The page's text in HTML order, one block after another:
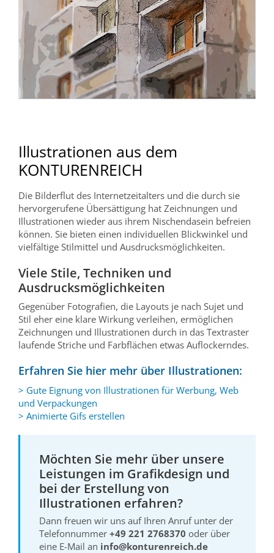
Illustrationen aus dem
KONTURENREICH
Die Bilderflut des Internetzeitalters und die durch sie
hervorgerufene Übersättigung hat Zeichnungen und
Illustrationen wieder aus ihrem Nischendasein befreien
können. Sie bieten einen individuellen Blickwinkel und
vielfältige Stilmittel und Ausdrucksmöglichkeiten.
Viele Stile, Techniken und
Ausdrucksmöglichkeiten
Gegenüber Fotografien, die Layouts je nach Sujet und
Stil eher eine klare Wirkung verleihen, ermöglichen
Zeichnungen und Illustrationen durch in das Textraster
laufende Striche und Farbflächen etwas Auflockerndes.
Erfahren Sie hier mehr über Illustrationen:
> Gute Eignung von Illustrationen für Werbung, Web
und Verpackungen
> Animierte Gifs erstellen
Möchten Sie mehr über unsere
Leistungen im Grafikdesign und
bei der Erstellung von
Illustrationen erfahren?
Dann freuen wir uns auf Ihren Anruf unter der
Telefonnummer +49 221 2768370 oder über
eine E-Mail an info@konturenreich.de